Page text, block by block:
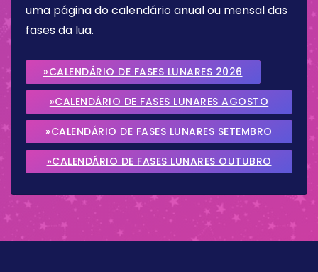
uma página do calendário anual ou mensal das
fases da lua.
»CALENDÁRIO DE FASES LUNARES 2026
»CALENDÁRIO DE FASES LUNARES AGOSTO
2026
»CALENDÁRIO DE FASES LUNARES SETEMBRO
2026
»CALENDÁRIO DE FASES LUNARES OUTUBRO